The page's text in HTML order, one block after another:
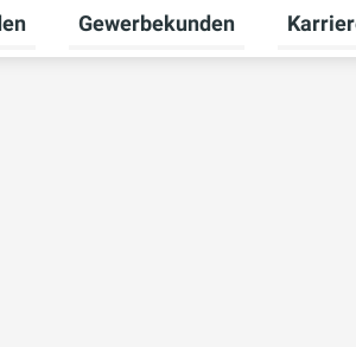
Erneuerbare Energien umschalten
Untermenü für Privatkunden
Gewerbekunden